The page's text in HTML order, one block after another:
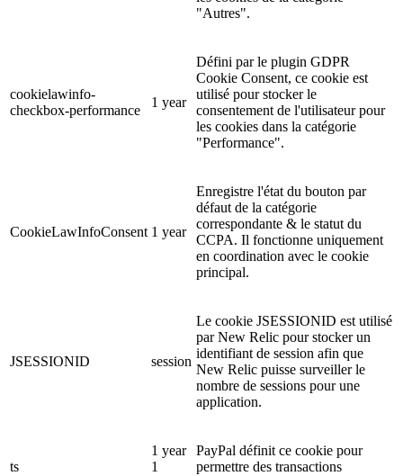
"Autres".
cookielawinfo-
checkbox-performance
1 year
Défini par le plugin GDPR
Cookie Consent, ce cookie est
utilisé pour stocker le
consentement de l'utilisateur pour
les cookies dans la catégorie
"Performance".
CookieLawInfoConsent 1 year
Enregistre l'état du bouton par
défaut de la catégorie
correspondante & le statut du
CCPA. Il fonctionne uniquement
en coordination avec le cookie
principal.
JSESSIONID session
Le cookie JSESSIONID est utilisé
par New Relic pour stocker un
identifiant de session afin que
New Relic puisse surveiller le
nombre de sessions pour une
application.
ts
1 year
1
PayPal définit ce cookie pour
permettre des transactions